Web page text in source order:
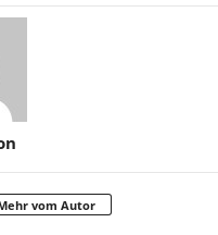
vom Autor